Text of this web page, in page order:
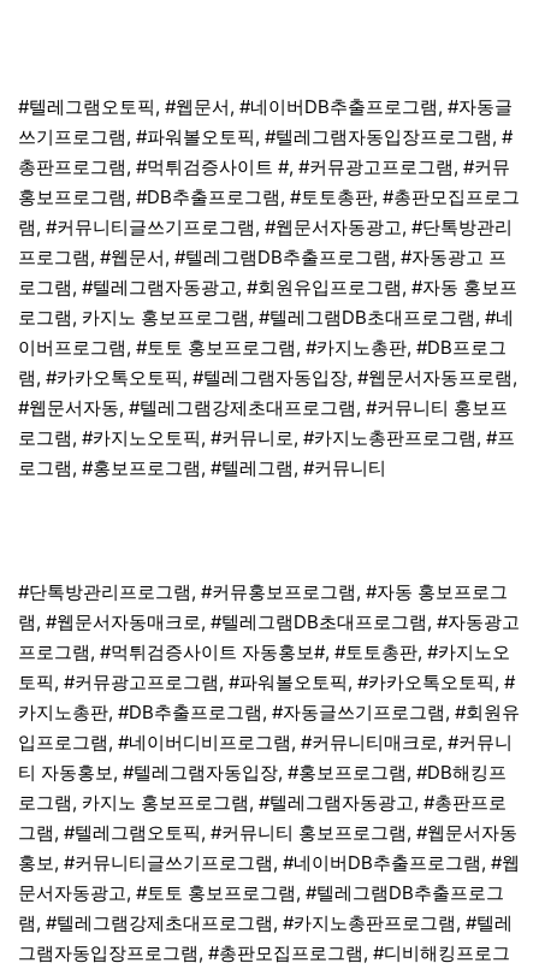
#텔레그램오토픽, #웹문서, #네이버DB추출프로그램, #자동글
쓰기프로그램, #파워볼오토픽, #텔레그램자동입장프로그램, #
총판프로그램, #먹튀검증사이트 #, #커뮤광고프로그램, #커뮤
홍보프로그램, #DB추출프로그램, #토토총판, #총판모집프로그
램, #커뮤니티글쓰기프로그램, #웹문서자동광고, #단톡방관리
프로그램, #웹문서, #텔레그램DB추출프로그램, #자동광고 프
로그램, #텔레그램자동광고, #회원유입프로그램, #자동 홍보프
로그램, 카지노 홍보프로그램, #텔레그램DB초대프로그램, #네
이버프로그램, #토토 홍보프로그램, #카지노총판, #DB프로그
램, #카카오톡오토픽, #텔레그램자동입장, #웹문서자동프로램,
#웹문서자동, #텔레그램강제초대프로그램, #커뮤니티 홍보프
로그램, #카지노오토픽, #커뮤니로, #카지노총판프로그램, #프
로그램, #홍보프로그램, #텔레그램, #커뮤니티
#단톡방관리프로그램, #커뮤홍보프로그램, #자동 홍보프로그
램, #웹문서자동매크로, #텔레그램DB초대프로그램, #자동광고
프로그램, #먹튀검증사이트 자동홍보#, #토토총판, #카지노오
토픽, #커뮤광고프로그램, #파워볼오토픽, #카카오톡오토픽, #
카지노총판, #DB추출프로그램, #자동글쓰기프로그램, #회원유
입프로그램, #네이버디비프로그램, #커뮤니티매크로, #커뮤니
티 자동홍보, #텔레그램자동입장, #홍보프로그램, #DB해킹프
로그램, 카지노 홍보프로그램, #텔레그램자동광고, #총판프로
그램, #텔레그램오토픽, #커뮤니티 홍보프로그램, #웹문서자동
홍보, #커뮤니티글쓰기프로그램, #네이버DB추출프로그램, #웹
문서자동광고, #토토 홍보프로그램, #텔레그램DB추출프로그
램, #텔레그램강제초대프로그램, #카지노총판프로그램, #텔레
그램자동입장프로그램, #총판모집프로그램, #디비해킹프로그